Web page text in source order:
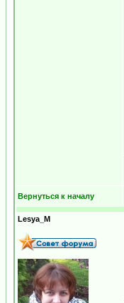
Вернуться к началу
Lesya_M